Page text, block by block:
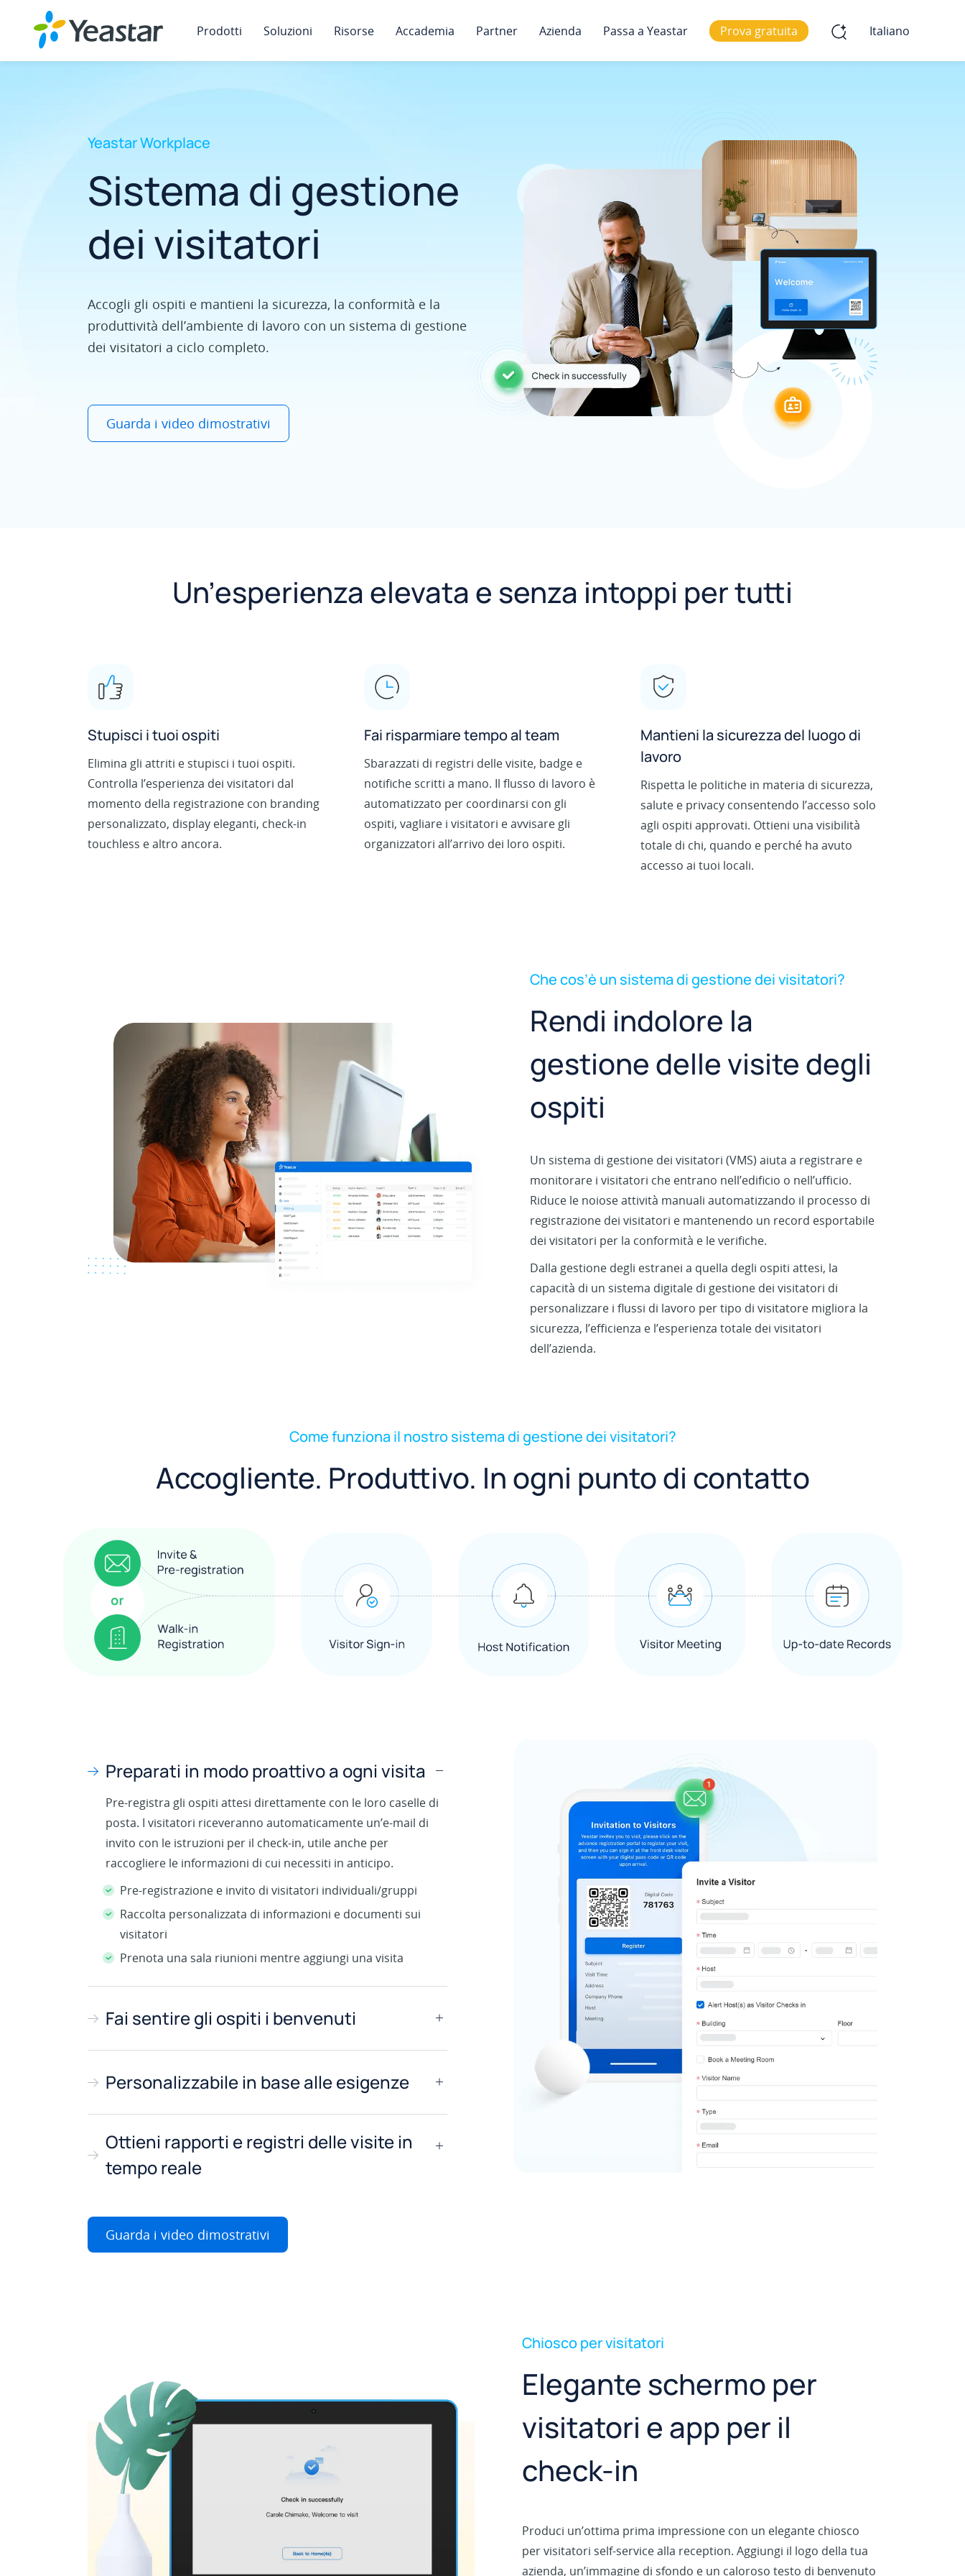
Prodotti Soluzioni Risorse Accademia Partner Azienda Passa a Yeastar Prova gratuita Italiano
Yeastar Workplace
Sistema di gestione
dei visitatori
Accogli gli ospiti e mantieni la sicurezza, la conformità e la
produttività dell’ambiente di lavoro con un sistema di gestione
dei visitatori a ciclo completo.
Guarda i video dimostrativi
Un’esperienza elevata e senza intoppi per tutti
Stupisci i tuoi ospiti
Elimina gli attriti e stupisci i tuoi ospiti.
Controlla l’esperienza dei visitatori dal
momento della registrazione con branding
personalizzato, display eleganti, check-in
touchless e altro ancora.
Fai risparmiare tempo al team
Sbarazzati di registri delle visite, badge e
notifiche scritti a mano. Il flusso di lavoro è
automatizzato per coordinarsi con gli
ospiti, vagliare i visitatori e avvisare gli
organizzatori all’arrivo dei loro ospiti.
Mantieni la sicurezza del luogo di
lavoro
Rispetta le politiche in materia di sicurezza,
salute e privacy consentendo l’accesso solo
agli ospiti approvati. Ottieni una visibilità
totale di chi, quando e perché ha avuto
accesso ai tuoi locali.
Che cos’è un sistema di gestione dei visitatori?
Rendi indolore la
gestione delle visite degli
ospiti
Un sistema di gestione dei visitatori (VMS) aiuta a registrare e
monitorare i visitatori che entrano nell’edificio o nell’ufficio.
Riduce le noiose attività manuali automatizzando il processo di
registrazione dei visitatori e mantenendo un record esportabile
dei visitatori per la conformità e le verifiche.
Dalla gestione degli estranei a quella degli ospiti attesi, la
capacità di un sistema digitale di gestione dei visitatori di
personalizzare i flussi di lavoro per tipo di visitatore migliora la
sicurezza, l’efficienza e l’esperienza totale dei visitatori
dell’azienda.
Come funziona il nostro sistema di gestione dei visitatori?
Accogliente. Produttivo. In ogni punto di contatto
Preparati in modo proattivo a ogni visita
Pre-registra gli ospiti attesi direttamente con le loro caselle di
posta. I visitatori riceveranno automaticamente un’e-mail di
invito con le istruzioni per il check-in, utile anche per
raccogliere le informazioni di cui necessiti in anticipo.
Pre-registrazione e invito di visitatori individuali/gruppi
Raccolta personalizzata di informazioni e documenti sui
visitatori
Prenota una sala riunioni mentre aggiungi una visita
Fai sentire gli ospiti i benvenuti
Personalizzabile in base alle esigenze
Ottieni rapporti e registri delle visite in
tempo reale
Guarda i video dimostrativi
Chiosco per visitatori
Elegante schermo per
visitatori e app per il
check-in
Produci un’ottima prima impressione con un elegante chiosco
per visitatori self-service alla reception. Aggiungi il logo della tua
azienda, un’immagine di sfondo e un caloroso testo di benvenuto